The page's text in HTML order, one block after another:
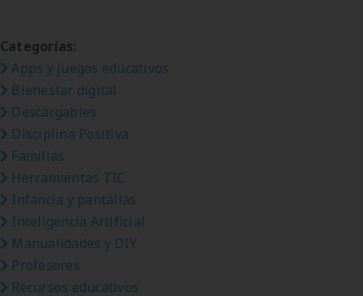
Categorías:
Apps y juegos educativos
Bienestar digital
Descargables
Disciplina Positiva
Familias
Herramientas TIC
Infancia y pantallas
Inteligencia Artificial
Manualidades y DIY
Profesores
Recursos educativos